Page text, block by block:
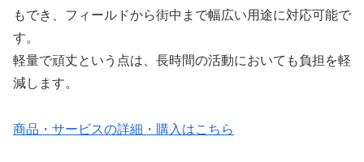
もでき、フィールドから街中まで幅広い用途に対応可能で
す。
軽量で頑丈という点は、長時間の活動においても負担を軽
減します。
商品・サービスの詳細・購入はこちら